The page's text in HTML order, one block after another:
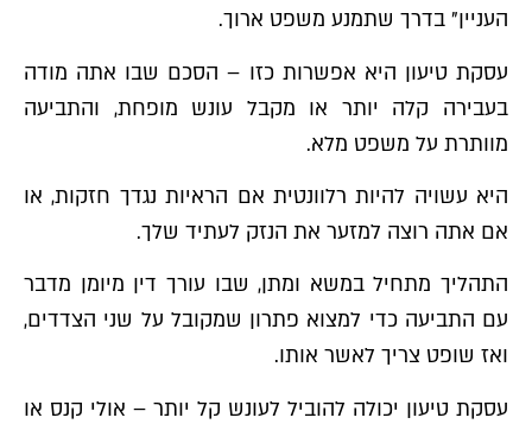
העניין" בדרך שתמנע משפט ארוך.
עסקת טיעון היא אפשרות כזו – הסכם שבו אתה מודה
בעבירה קלה יותר או מקבל עונש מופחת, והתביעה
מוותרת על משפט מלא.
היא עשויה להיות רלוונטית אם הראיות נגדך חזקות, או
אם אתה רוצה למזער את הנזק לעתיד שלך.
התהליך מתחיל במשא ומתן, שבו עורך דין מיומן מדבר
עם התביעה כדי למצוא פתרון שמקובל על שני הצדדים,
ואז שופט צריך לאשר אותו.
עסקת טיעון יכולה להוביל לעונש קל יותר – אולי קנס או